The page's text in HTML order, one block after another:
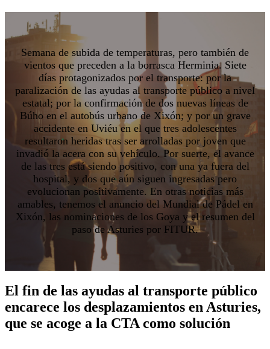
Semana de subida de temperaturas, pero también de
vientos que preceden a la borrasca Herminia. Siete
días protagonizados por el transporte: por la
paralización de las ayudas al transporte público a nivel
estatal; por la confirmación de dos nuevas líneas de
Búho en el autobús urbano de Xixón; y por un grave
accidente en Uviéu en el que tres adolescentes
resultaron heridas tras ser arrolladas por joven que
invadió la acera con su vehículo. Por suerte, el avance
de las tres está siendo positivo, con una ya fuera del
hospital, y dos que aún siguen ingresadas pero
evolucionan positivamente. En otras noticias más
amables, tenemos el anuncio del Mundial de Pádel en
Xixón, las nominaciones de los Goya y el resumen del
paso de Asturies por FITUR.
El fin de las ayudas al transporte público
encarece los desplazamientos en Asturies,
que se acoge a la CTA como solución